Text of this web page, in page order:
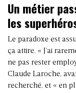
Un métier
les
Le paradoxe est
ça attire. « J’ai
ne pas rester
Claude Laroche,
recherché, et « en